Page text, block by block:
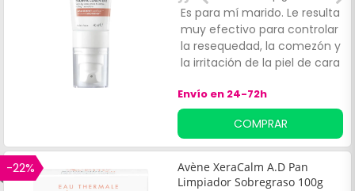
Es para mí marido. Le resulta
muy efectivo para controlar
la resequedad, la comezón y
la irritación de la piel de cara
Envío en 24-72h
COMPRAR
-22%
Avène XeraCalm A.D Pan
Limpiador Sobregraso 100g